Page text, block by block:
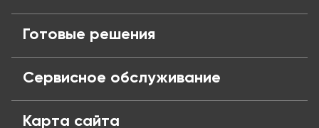
Готовые решения
Сервисное обслуживание
Карта сайта